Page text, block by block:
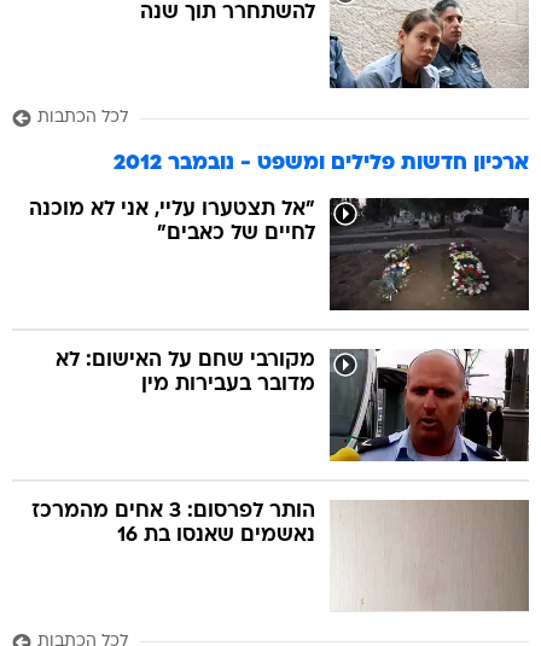
להשתחרר תוך שנה
לכל הכתבות
ארכיון חדשות פלילים ומשפט - נובמבר 2012
"אל תצטערו עליי, אני לא מוכנה
לחיים של כאבים"
מקורבי שחם על האישום: לא
מדובר בעבירות מין
הותר לפרסום: 3 אחים מהמרכז
נאשמים שאנסו בת 16
לכל הכתבות